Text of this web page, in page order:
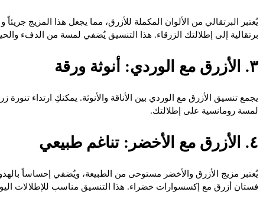
يُعتبر البرتقالي من الألوان المكملة للأزرق، مما يجعل هذا المزيج
برتقالية إلى إطلالتك الزرقاء. هذا التنسيق يُضفي لمسة من الدفء
٣. الأزرق مع الوردي: أنوثة ورقة
يجمع تنسيق الأزرق مع الوردي بين الأناقة والأنوثة. يمكنكِ ارتداء
لمسة رومانسية على إطلالتك.
٤. الأزرق مع الأخضر: تناغم طبيعي
يُعتبر مزيج الأزرق والأخضر مستوحى من الطبيعة، ويُضفي إحساساً
فستان أزرق مع إكسسوارات خضراء. هذا التنسيق مناسب للإطلالات